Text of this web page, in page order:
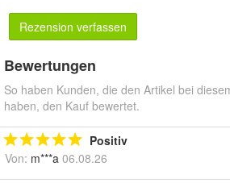
Rezension verfassen
Bewertungen
So haben Kunden, die den Artikel bei
haben, den Kauf bewertet.
Positiv
Von: m***a 06.08.26